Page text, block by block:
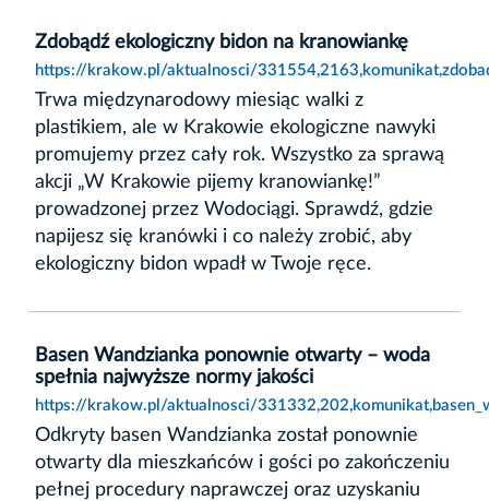
Zdobądź ekologiczny bidon na kranowiankę
https://krakow.pl/aktualnosci/
Trwa międzynarodowy miesiąc walki z
plastikiem, ale w Krakowie ekologiczne nawyki
promujemy przez cały rok. Wszystko za sprawą
akcji „W Krakowie pijemy kranowiankę!”
prowadzonej przez Wodociągi. Sprawdź, gdzie
napijesz się kranówki i co należy zrobić, aby
ekologiczny bidon wpadł w Twoje ręce.
Basen Wandzianka ponownie otwarty – woda
spełnia najwyższe normy jakości
https://krakow.pl/aktualnosci/
Odkryty basen Wandzianka został ponownie
otwarty dla mieszkańców i gości po zakończeniu
pełnej procedury naprawczej oraz uzyskaniu